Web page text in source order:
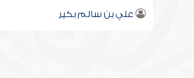
علي بن سالم بكير